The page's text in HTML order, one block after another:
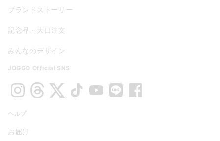
ブランドストーリー
記念品・大口注文
みんなのデザイン
JOGGO Official SNS
ヘルプ
お届け